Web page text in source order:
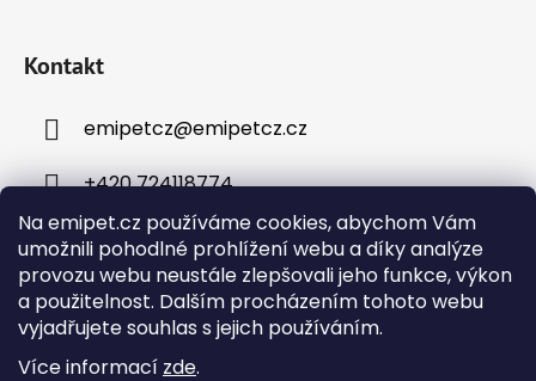
Na emipet.cz používáme cookies, abychom Vám
umožnili pohodlné prohlížení webu a díky analýze
provozu webu neustále zlepšovali jeho funkce, výkon
a použitelnost. Dalším procházením tohoto webu
vyjadřujete souhlas s jejich používáním.
Více informací zde.
Kontakt
emipetcz@emipetcz.cz
+420 724118774
Instagram